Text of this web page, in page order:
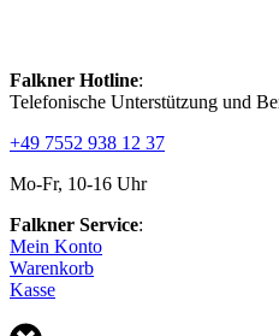
Falkner Hotline:
Telefonische Unterstützung und
+49 7552 938 12 37
Mo-Fr, 10-16 Uhr
Falkner Service:
Mein Konto
Warenkorb
Kasse